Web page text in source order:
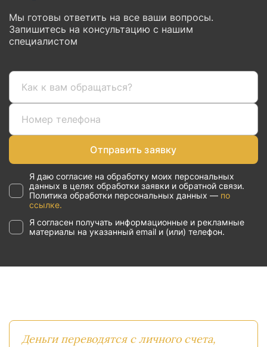
Мы готовы ответить на все ваши вопросы.
Запишитесь на консультацию с нашим
специалистом
Отправить заявку
Я даю согласие на обработку моих персональных
данных в целях обработки заявки и обратной связи.
Политика обработки персональных данных — по
ссылке.
Я согласен получать информационные и рекламные
материалы на указанный email и (или) телефон.
Деньги переводятся с личного счета,